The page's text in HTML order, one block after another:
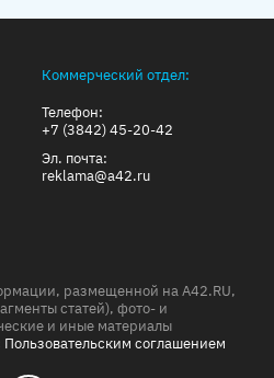
Коммерческий отдел:
Телефон:
+7 (3842) 45-20-42
Эл. почта:
reklama@a42.ru
размещенной на A42.RU,
статей), фото- и
и иные материалы
Пользовательским соглашением